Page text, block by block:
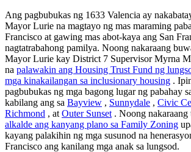
Ang pagbubukas ng 1633 Valencia ay
Mayor Lurie na magtayo ng mas maraming
Francisco at gawing mas abot-kaya ang San
nagtatrabahong pamilya. Noong nakaraang
Mayor Lurie kay District 7 Supervisor Myrna
na palawakin ang Housing Trust Fund ng
mga kinakailangan sa inclusionary housing .
pagbubukas ng mga bagong lugar ng pabahay
kabilang ang sa Bayview , Sunnydale , Civic
Richmond , at Outer Sunset . Noong nakaraang
alkalde ang kanyang plano sa Family Zoning
kayang palakihin ng mga susunod na
Francisco ang kanilang mga anak sa lungsod.